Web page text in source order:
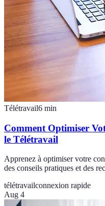
Télétravail6 min
Comment Optimiser
le Télétravail
Apprenez à optimiser votre
des conseils pratiques et des
télétravailconnexion rapide
Aug 4